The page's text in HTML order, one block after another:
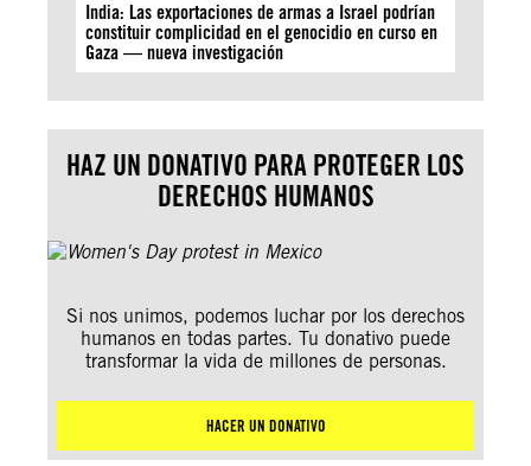
India: Las exportaciones de armas a Israel podrían
constituir complicidad en el genocidio en curso en
Gaza — nueva investigación
HAZ UN DONATIVO PARA PROTEGER LOS
DERECHOS HUMANOS
Si nos unimos, podemos luchar por los derechos
humanos en todas partes. Tu donativo puede
transformar la vida de millones de personas.
HACER UN DONATIVO